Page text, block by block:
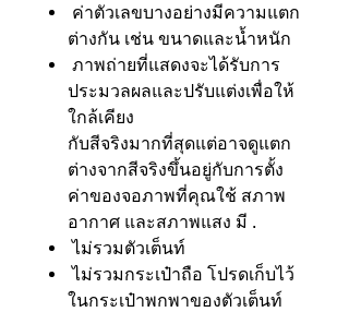
ค่าตัวเลขบางอย่างมีความแตก
ต่างกัน เช่น ขนาดและน้ำหนัก
ภาพถ่ายที่แสดงจะได้รับการ
ประมวลผลและปรับแต่งเพื่อให้
ใกล้เคียง
กับสีจริงมากที่สุดแต่อาจดูแตก
ต่างจากสีจริงขึ้นอยู่กับการตั้ง
ค่าของจอภาพที่คุณใช้ สภาพ
อากาศ และสภาพแสง มี .
ไม่รวมตัวเต็นท์
ไม่รวมกระเป๋าถือ โปรดเก็บไว้
ในกระเป๋าพกพาของตัวเต็นท์